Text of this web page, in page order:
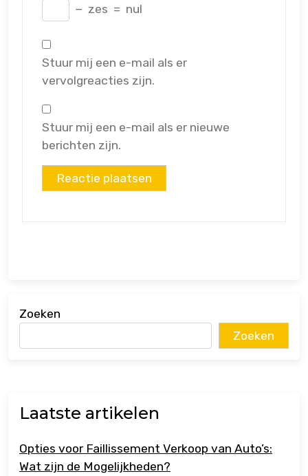
− zes = nul
Stuur mij een e-mail als er
vervolgreacties zijn.
Stuur mij een e-mail als er nieuwe
berichten zijn.
Zoeken
Zoeken
Laatste artikelen
Opties voor Faillissement Verkoop van Auto’s:
Wat zijn de Mogelijkheden?